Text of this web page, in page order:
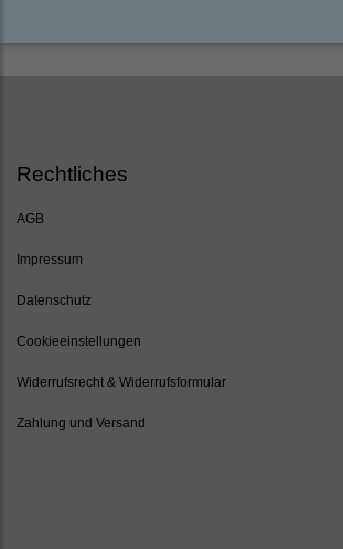
Rechtliches
AGB
Impressum
Datenschutz
Cookieeinstellungen
Widerrufsrecht & Widerrufsformular
Zahlung und Versand